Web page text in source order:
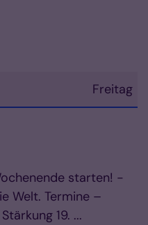
Freitag
starten! -
Welt. Termine –
19. ...